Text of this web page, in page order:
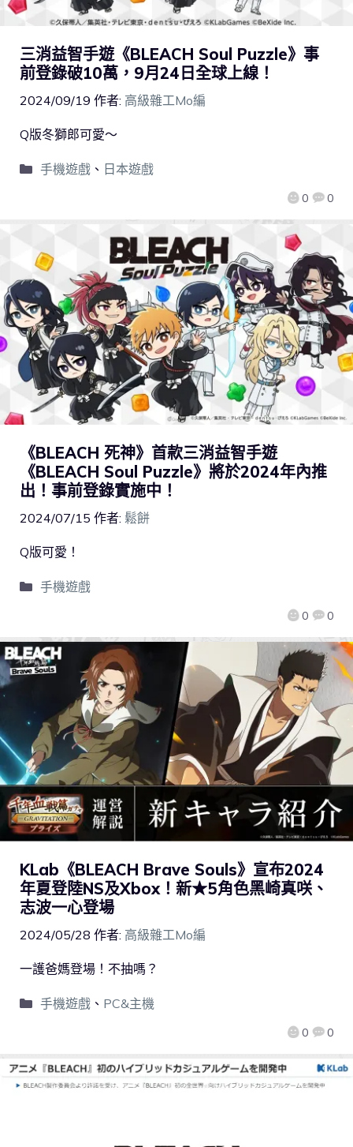
三消益智手遊《BLEACH Soul Puzzle》事
前登錄破10萬，9月24日全球上線！
2024/09/19 作者: 高級雜工Mo編
0 0
Q版冬獅郎可愛～
手機遊戲、 日本遊戲
《BLEACH 死神》首款三消益智手遊
《BLEACH Soul Puzzle》將於2024年內推
出！事前登錄實施中！
2024/07/15 作者: 鬆餅
0 0
Q版可愛！
手機遊戲
KLab《BLEACH Brave Souls》宣布2024
年夏登陸NS及Xbox！新★5角色黑崎真咲、
志波一心登場
2024/05/28 作者: 高級雜工Mo編
0 0
一護爸媽登場！不抽嗎？
手機遊戲、 PC&主機